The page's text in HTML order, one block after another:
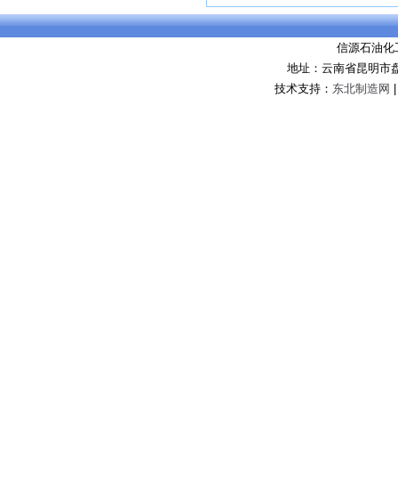
信源石油化
地址：云南省昆明市
技术支持： 东北制造网